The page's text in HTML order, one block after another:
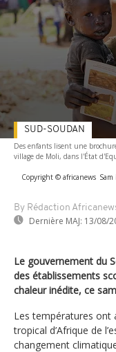
Des enfants lisent une
village de Moli, dans l'État
Copyright © africanews
By Rédaction
Dernière MAJ: 13/08/
SUD-SOUDAN
Le gouvernement du
des établissements
chaleur inédite, ce
Les températures ont
tropical d’Afrique de
changement